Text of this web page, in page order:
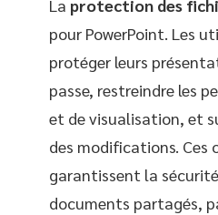
La protection des
pour PowerPoint. Les
protéger leurs
passe, restreindre les
et de visualisation, et
des modifications. Ces
garantissent la
documents partagés,